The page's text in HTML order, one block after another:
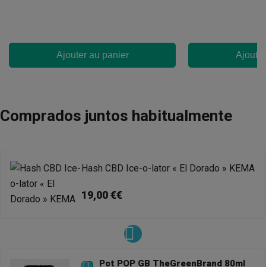
Ajouter au panier
Comprados juntos habitualmente
Hash CBD Ice-o-lator « El Dorado » KEMA
19,00 €€
Pot POP GB TheGreenBrand 80ml